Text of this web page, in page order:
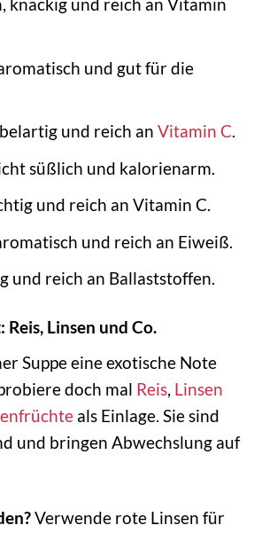
knackig und reich an Vitamin
und gut für die
und reich an Vitamin C.
süßlich und kalorienarm.
und reich an Vitamin C.
und reich an Eiweiß.
und reich an Ballaststoffen.
Linsen und Co.
Suppe eine exotische Note
doch mal Reis, Linsen
als Einlage. Sie sind
und bringen Abwechslung auf
Verwende rote Linsen für